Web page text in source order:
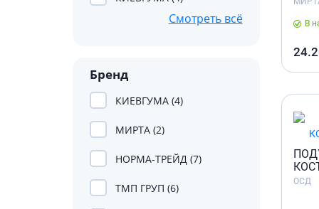
волос
Укладка
Смотреть всё
Бренд
КИЕВГУМА (4)
МИРТА (2)
НОРМА-ТРЕЙД (7)
ТМП ГРУП (6)
В
ОСД